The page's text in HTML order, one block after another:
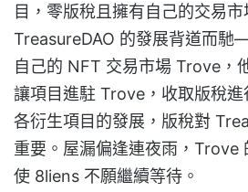
目，零版稅且擁有自己的交易
TreasureDAO 的發展背道而
自己的 NFT 交易市場 Trove，
讓項目進駐 Trove，收取版稅
各衍生項目的發展，版稅對
重要。屋漏偏逢連夜雨，Trove
使 8liens 不願繼續等待。